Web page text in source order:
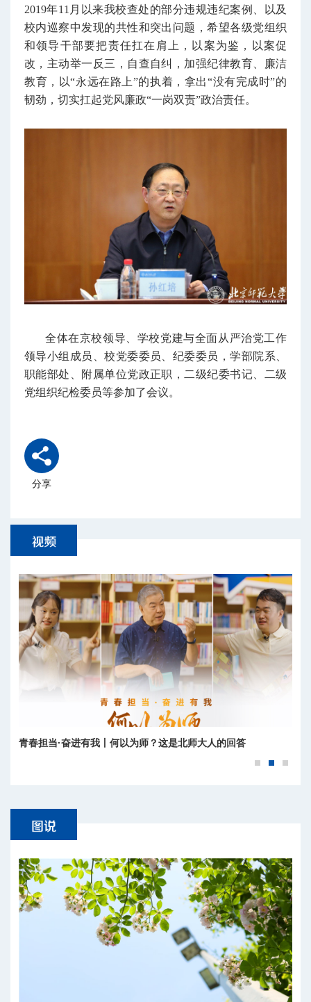
2019年11月以来我校查处的部分违规违纪案例、以及
校内巡察中发现的共性和突出问题，希望各级党组织
和领导干部要把责任扛在肩上，以案为鉴，以案促
改，主动举一反三，自查自纠，加强纪律教育、廉洁
教育，以“永远在路上”的执着，拿出“没有完成时”的
韧劲，切实扛起党风廉政“一岗双责”政治责任。
全体在京校领导、学校党建与全面从严治党工作
领导小组成员、校党委委员、纪委委员，学部院系、
职能部处、附属单位党政正职，二级纪委书记、二级
党组织纪检委员等参加了会议。
分享
青春担当·奋进有我丨何以为师？这是北师大人的回答